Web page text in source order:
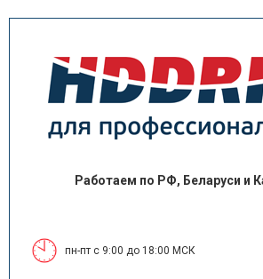
Работаем по РФ, Беларуси и
пн-пт с 9:00 до 18:00 МСК